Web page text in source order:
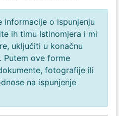
o ispunjenju
ih timu Istinomjera i mi
uključiti u konačnu
Putem ove forme
fotografije ili
na ispunjenje